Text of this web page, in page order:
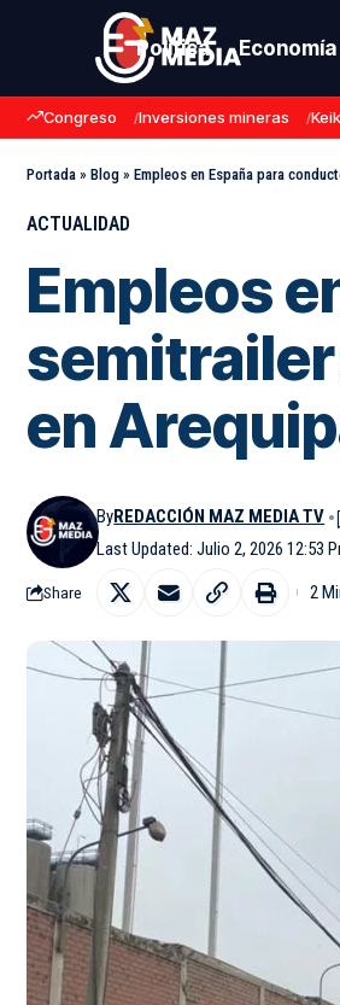
Política Economía
Congreso Inversiones mineras
Portada » Blog » Empleos en España para
ACTUALIDAD
Empleos
en
Last Updated: Julio 2, 2026 12:53
ByREDACCIÓN MAZ MEDIA TV
Share 2